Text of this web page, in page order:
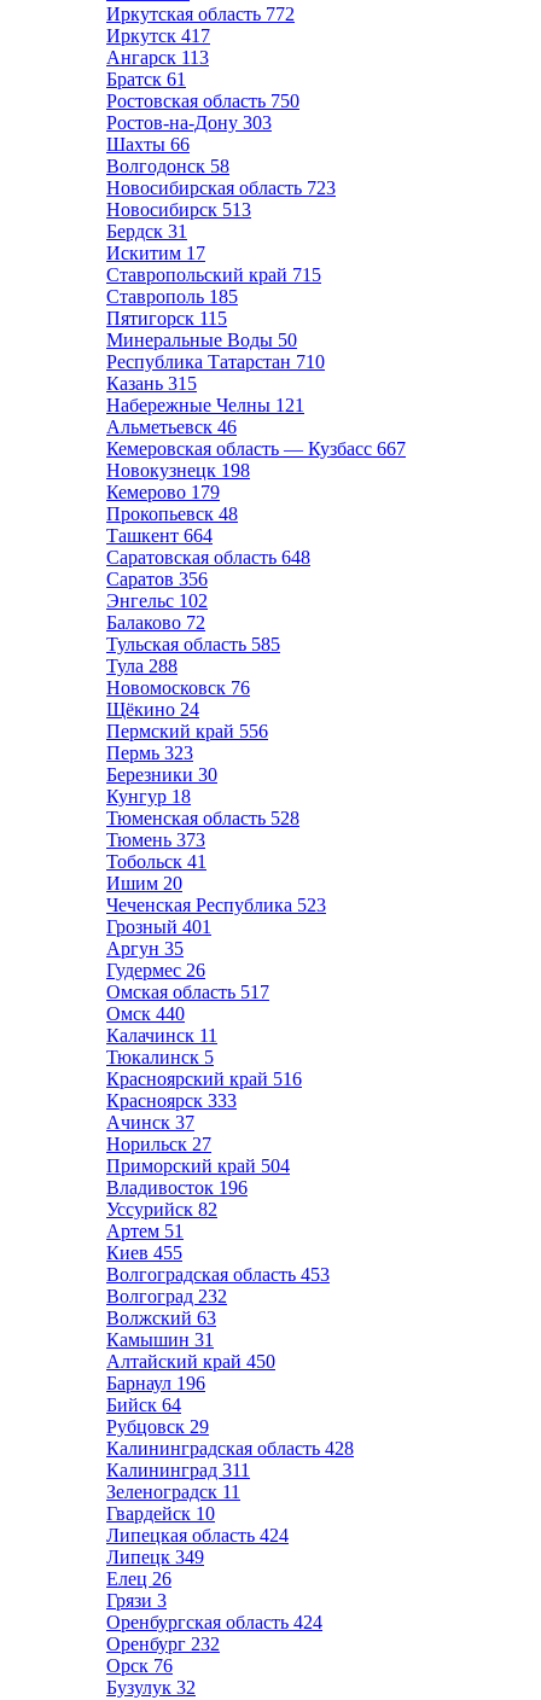
Иркутская область 772
Иркутск 417
Ангарск 113
Братск 61
Ростовская область 750
Ростов-на-Дону 303
Шахты 66
Волгодонск 58
Новосибирская область 723
Новосибирск 513
Бердск 31
Искитим 17
Ставропольский край 715
Ставрополь 185
Пятигорск 115
Минеральные Воды 50
Республика Татарстан 710
Казань 315
Набережные Челны 121
Альметьевск 46
Кемеровская область — Кузбасс 667
Новокузнецк 198
Кемерово 179
Прокопьевск 48
Ташкент 664
Саратовская область 648
Саратов 356
Энгельс 102
Балаково 72
Тульская область 585
Тула 288
Новомосковск 76
Щёкино 24
Пермский край 556
Пермь 323
Березники 30
Кунгур 18
Тюменская область 528
Тюмень 373
Тобольск 41
Ишим 20
Чеченская Республика 523
Грозный 401
Аргун 35
Гудермес 26
Омская область 517
Омск 440
Калачинск 11
Тюкалинск 5
Красноярский край 516
Красноярск 333
Ачинск 37
Норильск 27
Приморский край 504
Владивосток 196
Уссурийск 82
Артем 51
Киев 455
Волгоградская область 453
Волгоград 232
Волжский 63
Камышин 31
Алтайский край 450
Барнаул 196
Бийск 64
Рубцовск 29
Калининградская область 428
Калининград 311
Зеленоградск 11
Гвардейск 10
Липецкая область 424
Липецк 349
Елец 26
Грязи 3
Оренбургская область 424
Оренбург 232
Орск 76
Бузулук 32